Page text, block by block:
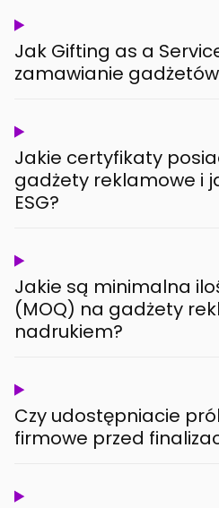
Jak Gifting as a
zamawianie
Jakie certyfikaty
gadżety reklamowe i
ESG?
Jakie są minimalna
(MOQ) na gadżety
nadrukiem?
Czy udostępniacie
firmowe przed